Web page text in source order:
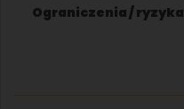
Ograniczenia / ryzyka